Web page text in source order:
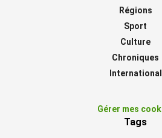
Régions
Sport
Culture
Chroniques
International
Gérer mes
Tags